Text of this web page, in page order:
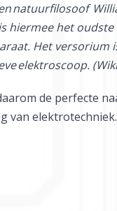
natuurfilosoof
hiermee het
Het versorium
elektroscoop.
de perfecte
van elektrotechniek.